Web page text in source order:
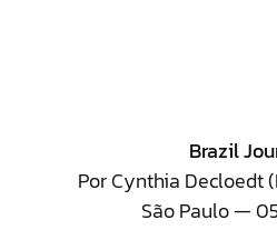
Brazil
Por Cynthia Decloedt
São Paulo —